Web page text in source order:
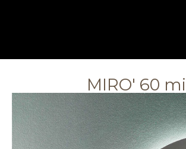
MIRO' 60